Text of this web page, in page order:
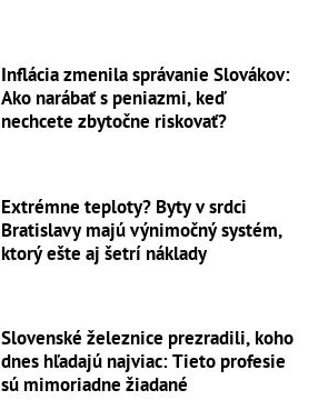
Inflácia zmenila správanie Slovákov:
Ako narábať s peniazmi, keď
nechcete zbytočne riskovať?
Extrémne teploty? Byty v srdci
Bratislavy majú výnimočný systém,
ktorý ešte aj šetrí náklady
Slovenské železnice prezradili, koho
dnes hľadajú najviac: Tieto profesie
sú mimoriadne žiadané